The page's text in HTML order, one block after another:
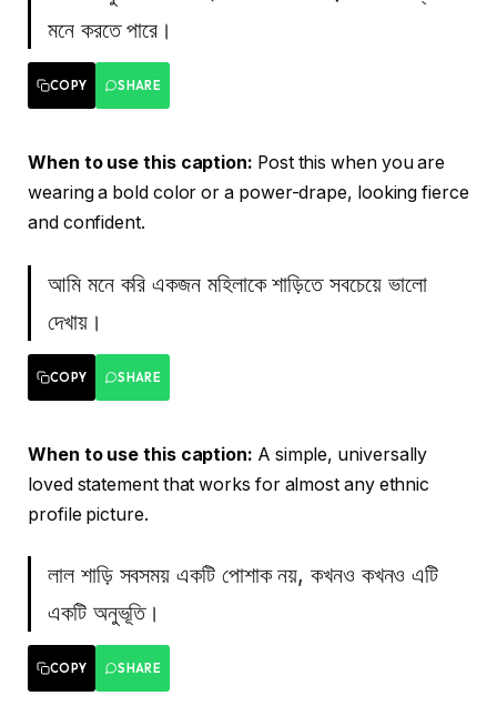
মনে করতে পারে।
COPY SHARE
When to use this caption: Post this when you are
wearing a bold color or a power-drape, looking fierce
and confident.
আমি মনে করি একজন মহিলাকে শাড়িতে সবচেয়ে ভালো
দেখায়।
COPY SHARE
When to use this caption: A simple, universally
loved statement that works for almost any ethnic
profile picture.
লাল শাড়ি সবসময় একটি পোশাক নয়, কখনও কখনও এটি
একটি অনুভূতি।
COPY SHARE